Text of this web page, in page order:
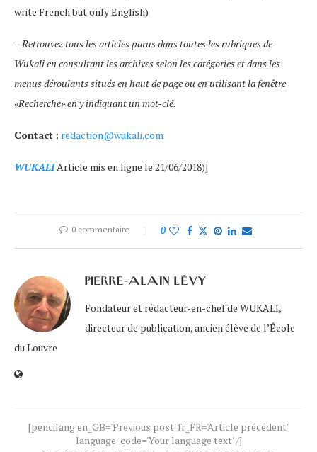
write French but only English)
–Retrouvez tous les articles parus dans toutes les rubriques de
Wukali en consultant les archives selon les catégories et dans les
menus déroulants situés en haut de page ou en utilisant la fenêtre
«Recherche» en y indiquant un mot-clé.
Contact : redaction@wukali.com
WUKALIArticle mis en ligne le 21/06/2018)]
0 commentaire 0
PIERRE-ALAIN LÉVY
Fondateur et rédacteur-en-chef de WUKALI,
directeur de publication, ancien élève de l’École
du Louvre
[pencilang en_GB='Previous post' fr_FR='Article précédent'
language_code='Your language text' /]